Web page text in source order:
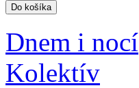
Dnem i nocí
Kolektív